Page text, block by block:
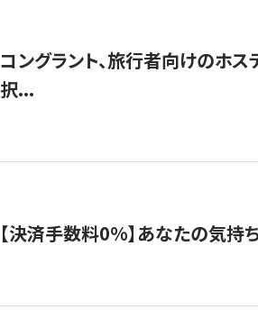
コングラント、旅行者向けのホ
択...
【決済手数料0%】あなたの気持